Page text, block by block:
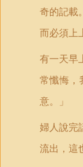
奇的記載
而必須上
有一天早
常懺悔，
意。」
婦人說完
流出，這